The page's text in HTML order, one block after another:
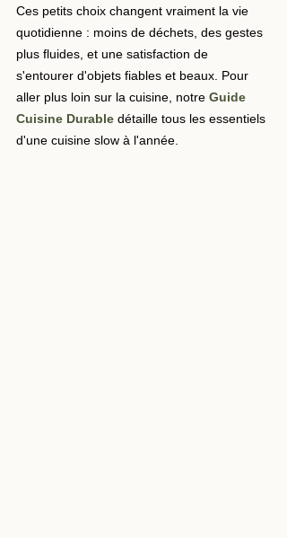
Ces petits choix changent vraiment la vie
quotidienne : moins de déchets, des gestes
plus fluides, et une satisfaction de
s'entourer d'objets fiables et beaux. Pour
aller plus loin sur la cuisine, notre Guide
Cuisine Durable détaille tous les essentiels
d'une cuisine slow à l'année.